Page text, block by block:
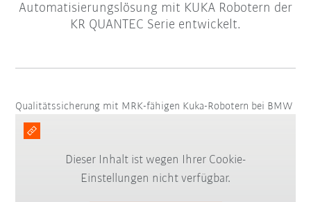
Automatisierungslösung mit KUKA Robotern der
KR QUANTEC Serie entwickelt.
Qualitätssicherung mit MRK-fähigen Kuka-Robotern bei BMW
Dieser Inhalt ist wegen Ihrer Cookie-
Einstellungen nicht verfügbar.